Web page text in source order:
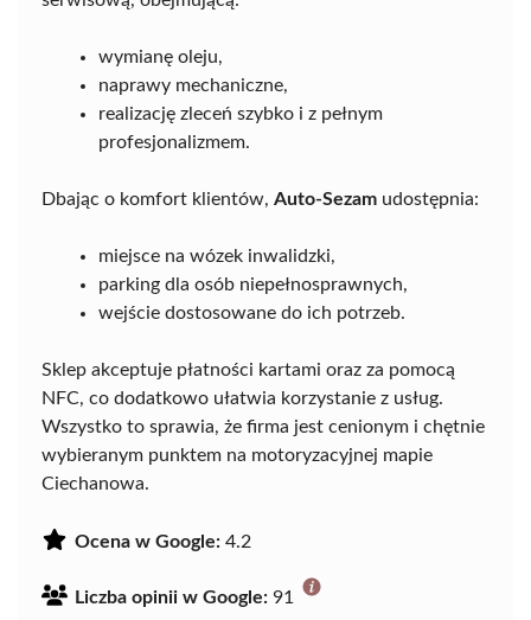
wymianę oleju,
naprawy mechaniczne,
realizację zleceń szybko i z pełnym
profesjonalizmem.
Dbając o komfort klientów, Auto-Sezam udostępnia:
miejsce na wózek inwalidzki,
parking dla osób niepełnosprawnych,
wejście dostosowane do ich potrzeb.
Sklep akceptuje płatności kartami oraz za pomocą
NFC, co dodatkowo ułatwia korzystanie z usług.
Wszystko to sprawia, że firma jest cenionym i chętnie
wybieranym punktem na motoryzacyjnej mapie
Ciechanowa.
Ocena w Google: 4.2
Liczba opinii w Google: 91